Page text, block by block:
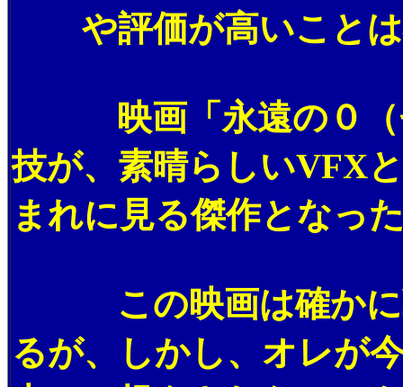
や評価が高いことは
映画「永遠の０（ゼ
技が、素晴らしいVFX
まれに見る傑作となっ
この映画は確かに
るが、しかし、オレが